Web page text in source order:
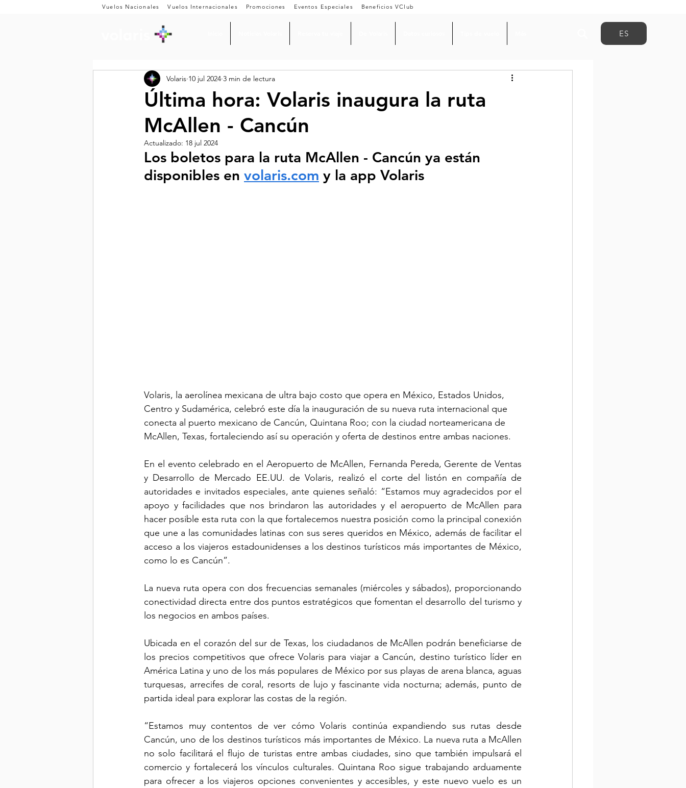
Vuelos Nacionales Vuelos Internacionales Promociones Eventos Especiales Beneficios VClub
ES
Última hora: Volaris inaugura la ruta
McAllen - Cancún
Volaris 10 jul 2024 3 min de lectura
Actualizado: 18 jul 2024
Los boletos para la ruta McAllen - Cancún ya están
disponibles en volaris.com y la app Volaris
Volaris, la aerolínea mexicana de ultra bajo costo que opera en México, Estados Unidos,
Centro y Sudamérica, celebró este día la inauguración de su nueva ruta internacional que
conecta al puerto mexicano de Cancún, Quintana Roo; con la ciudad norteamericana de
McAllen, Texas, fortaleciendo así su operación y oferta de destinos entre ambas naciones.
En el evento celebrado en el Aeropuerto de McAllen, Fernanda Pereda, Gerente de Ventas
y Desarrollo de Mercado EE.UU. de Volaris, realizó el corte del listón en compañía de
autoridades e invitados especiales, ante quienes señaló: “Estamos muy agradecidos por el
apoyo y facilidades que nos brindaron las autoridades y el aeropuerto de McAllen para
hacer posible esta ruta con la que fortalecemos nuestra posición como la principal conexión
que une a las comunidades latinas con sus seres queridos en México, además de facilitar el
acceso a los viajeros estadounidenses a los destinos turísticos más importantes de México,
como lo es Cancún”.
La nueva ruta opera con dos frecuencias semanales (miércoles y sábados), proporcionando
conectividad directa entre dos puntos estratégicos que fomentan el desarrollo del turismo y
los negocios en ambos países.
Ubicada en el corazón del sur de Texas, los ciudadanos de McAllen podrán beneficiarse de
los precios competitivos que ofrece Volaris para viajar a Cancún, destino turístico líder en
América Latina y uno de los más populares de México por sus playas de arena blanca, aguas
turquesas, arrecifes de coral, resorts de lujo y fascinante vida nocturna; además, punto de
partida ideal para explorar las costas de la región.
“Estamos muy contentos de ver cómo Volaris continúa expandiendo sus rutas desde
Cancún, uno de los destinos turísticos más importantes de México. La nueva ruta a McAllen
no solo facilitará el flujo de turistas entre ambas ciudades, sino que también impulsará el
comercio y fortalecerá los vínculos culturales. Quintana Roo sigue trabajando arduamente
para ofrecer a los viajeros opciones convenientes y accesibles, y este nuevo vuelo es un